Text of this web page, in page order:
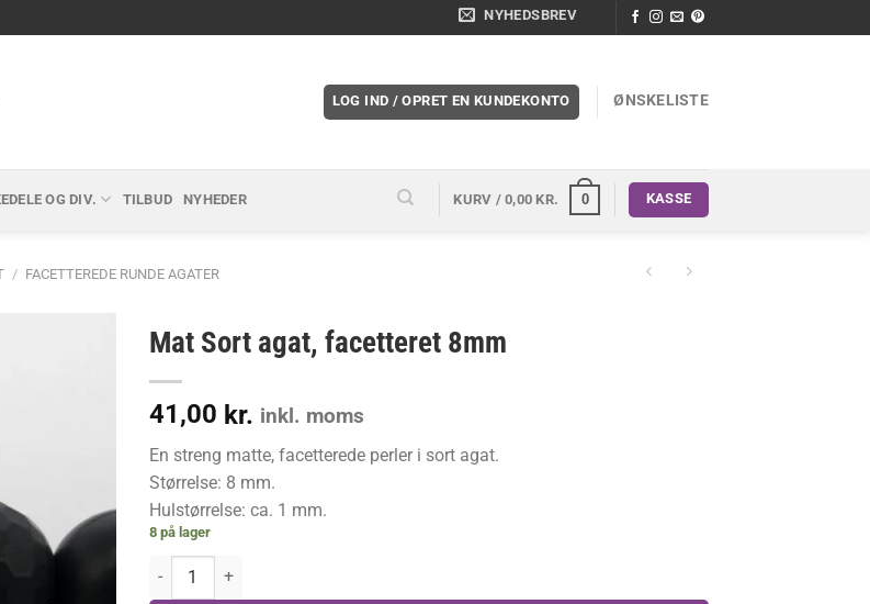
NYHEDSBREV
LOG IND / OPRET EN KUNDEKONTO ØNSKELISTE
OG DIV. TILBUD NYHEDER KURV /0,00 KR. 0 KASSE
/ FACETTEREDE RUNDE AGATER
Mat Sort agat, facetteret 8mm
41,00 kr. inkl. moms
En streng matte, facetterede perler i sort agat.
Størrelse: 8 mm.
Hulstørrelse: ca. 1 mm.
8 på lager
Mat Sort agat, facetteret 8mm antal